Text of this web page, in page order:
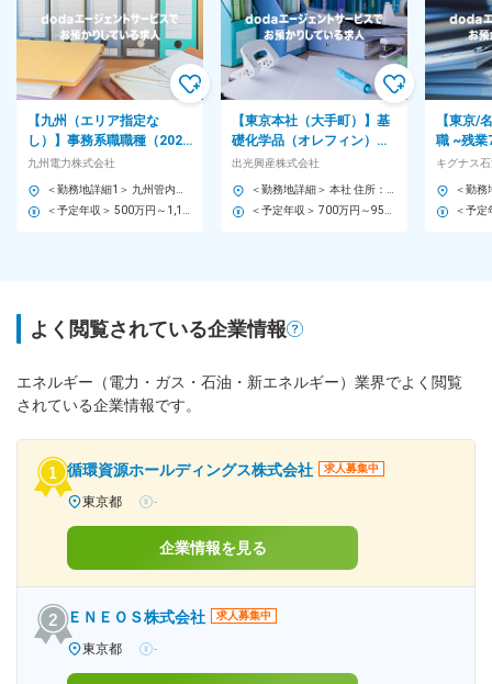
【九州（エリア指定な
し）】事務系職職種（2027
／4／1入社）※応募締切9／
27◇年1回の経験者採用
九州電力株式会社
【東京本社（大手町）】基
礎化学品（オレフィン）法
人営業※リーダー候補◇国内
シェアトップクラスの生産
量
出光興産株式会社
【東京/
職 ~残業
タイム
迎/働き
キグナス
よく閲覧されている企業情報
エネルギー（電力・ガス・石油・新エネルギー）業界でよく閲覧
されている企業情報です。
循環資源ホールディングス株式会社 求人募集中
東京都 -
企業情報を見る
ＥＮＥＯＳ株式会社 求人募集中
東京都 -